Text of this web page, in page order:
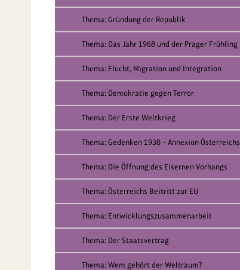
Thema: Gründung der Republik
Thema: Das Jahr 1968 und der Prager Frühling
Thema: Flucht, Migration und Integration
Thema: Demokratie gegen Terror
Thema: Der Erste Weltkrieg
Thema: Gedenken 1938 – Annexion Österreichs
Thema: Die Öffnung des Eisernen Vorhangs
Thema: Österreichs Beitritt zur EU
Thema: Entwicklungszusammenarbeit
Thema: Der Staatsvertrag
Thema: Wem gehört der Weltraum?